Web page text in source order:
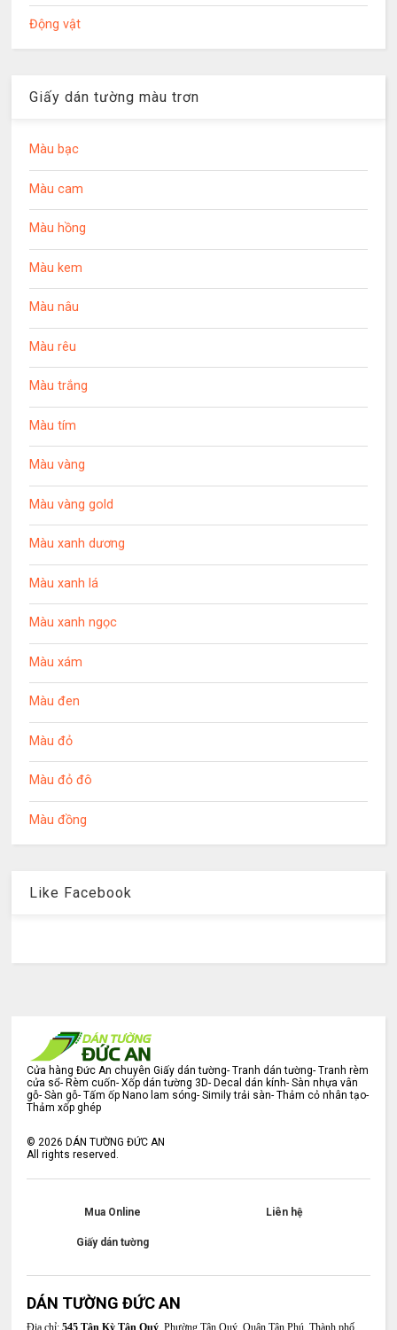
Động vật
Giấy dán tường màu trơn
Màu bạc
Màu cam
Màu hồng
Màu kem
Màu nâu
Màu rêu
Màu trắng
Màu tím
Màu vàng
Màu vàng gold
Màu xanh dương
Màu xanh lá
Màu xanh ngọc
Màu xám
Màu đen
Màu đỏ
Màu đỏ đô
Màu đồng
Like Facebook
Cửa hàng Đức An chuyên Giấy dán tường- Tranh dán tường- Tranh rèm
cửa sổ- Rèm cuốn- Xốp dán tường 3D- Decal dán kính- Sàn nhựa vân
gỗ- Sàn gỗ- Tấm ốp Nano lam sóng- Simily trải sàn- Thảm cỏ nhân tạo-
Thảm xốp ghép
© 2026 DÁN TƯỜNG ĐỨC AN
All rights reserved.
Mua Online Liên hệ
Giấy dán tường
DÁN TƯỜNG ĐỨC AN
Địa chỉ: 545 Tân Kỳ Tân Quý , Phường Tân Quý, Quận Tân Phú, Thành phố